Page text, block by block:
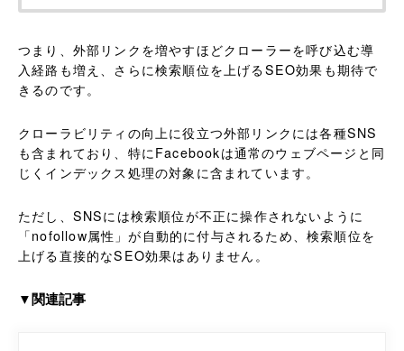
つまり、外部リンクを増やすほどクローラーを呼び込む導
入経路も増え、さらに検索順位を上げるSEO効果も期待で
きるのです。
クローラビリティの向上に役立つ外部リンクには各種SNS
も含まれており、特にFacebookは通常のウェブページと同
じくインデックス処理の対象に含まれています。
ただし、SNSには検索順位が不正に操作されないように
「nofollow属性」が自動的に付与されるため、検索順位を
上げる直接的なSEO効果はありません。
▼関連記事